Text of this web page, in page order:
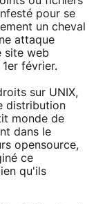
pour se
un cheval
attaque
site web
février.
sur UNIX,
distribution
monde de
dans le
opensource,
ce
qu'ils